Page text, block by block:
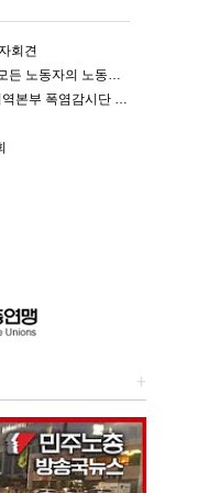
회견
! 민주노총 7.15 총파업대회
감시단 선포 기자회견
+